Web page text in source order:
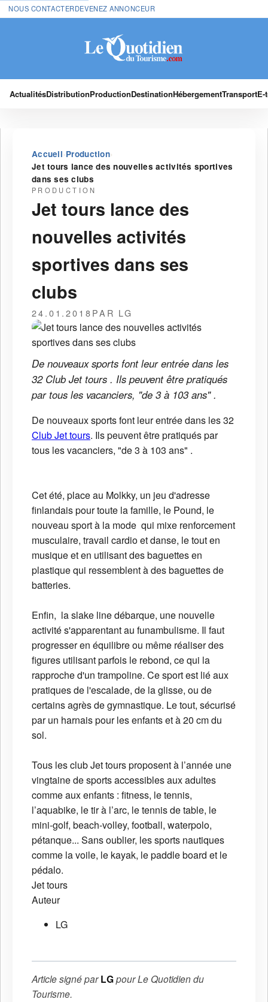
NOUS CONTACTERDEVENEZ ANNONCEUR
ActualitésDistributionProductionDestinationHébergementTransport
Accueil›Production›
Jet tours lance des nouvelles activités sportives
dans ses clubs
PRODUCTION
Jet tours lance des
nouvelles activités
sportives dans ses
clubs
24.01.2018PAR LG
De nouveaux sports font leur entrée dans les
32 Club Jet tours . Ils peuvent être pratiqués
par tous les vacanciers, "de 3 à 103 ans" .
De nouveaux sports font leur entrée dans les 32
Club Jet tours. Ils peuvent être pratiqués par
tous les vacanciers, "de 3 à 103 ans" .
Cet été, place au Molkky, un jeu d'adresse
finlandais pour toute la famille, le Pound, le
nouveau sport à la mode qui mixe renforcement
musculaire, travail cardio et danse, le tout en
musique et en utilisant des baguettes en
plastique qui ressemblent à des baguettes de
batteries.
Enfin, la slake line débarque, une nouvelle
activité s'apparentant au funambulisme. Il faut
progresser en équilibre ou même réaliser des
figures utilisant parfois le rebond, ce qui la
rapproche d'un trampoline. Ce sport est lié aux
pratiques de l'escalade, de la glisse, ou de
certains agrès de gymnastique. Le tout, sécurisé
par un harnais pour les enfants et à 20 cm du
sol.
Tous les club Jet tours proposent à l’année une
vingtaine de sports accessibles aux adultes
comme aux enfants : fitness, le tennis,
l’aquabike, le tir à l’arc, le tennis de table, le
mini-golf, beach-volley, football, waterpolo,
pétanque... Sans oublier, les sports nautiques
comme la voile, le kayak, le paddle board et le
pédalo.
Jet tours
Auteur
LG
Article signé parLGpourLe Quotidien du
Tourisme.